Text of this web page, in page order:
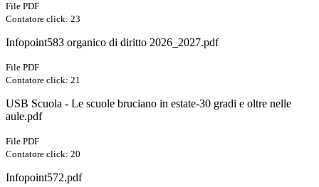
File PDF
Contatore click: 23
Infopoint583 organico di diritto 2026_2027.pdf
File PDF
Contatore click: 21
USB Scuola - Le scuole bruciano in estate-30 gradi e oltre nelle
aule.pdf
File PDF
Contatore click: 20
Infopoint572.pdf